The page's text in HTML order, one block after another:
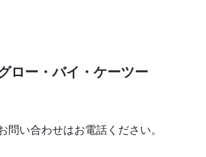
ロー・バイ・ケーツー
問い合わせはお電話ください。